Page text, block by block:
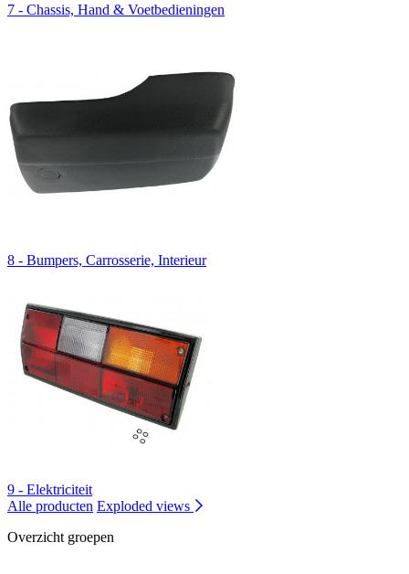
7 - Chassis, Hand & Voetbedieningen
8 - Bumpers, Carrosserie, Interieur
9 - Elektriciteit
Alle producten Exploded views
Overzicht groepen